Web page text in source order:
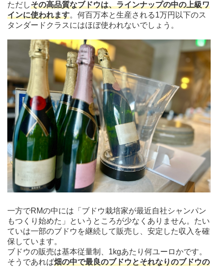
ただしその高品質なブドウは、ラインナップの中の上級ワ
インに使われます。何百万本と生産される1万円以下のス
タンダードクラスにはほぼ使われないでしょう。
一方でRMの中には「ブドウ栽培家が最近自社シャンパン
もつくり始めた」というところが少なくありません。たい
ていは一部のブドウを継続して販売し、安定した収入を確
保しています。
ブドウの販売は基本従量制、1kgあたり何ユーロかです。
そうであれば畑の中で最良のブドウとそれなりのブドウの